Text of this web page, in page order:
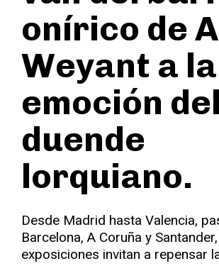
onírico de
Weyant a la
emoción del
duende
lorquiano.
Desde Madrid hasta Valencia,
Barcelona, A Coruña y
exposiciones invitan a repensar